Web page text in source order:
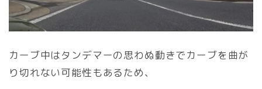
カーブ中はタンデマーの思わぬ動きでカーブを曲が
り切れない可能性もあるため、